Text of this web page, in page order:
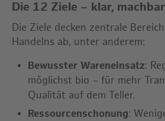
Die 12 Ziele – klar,
Die Ziele decken zentrale
Handelns ab, unter anderem:
Bewusster Wareneinsatz:
möglichst bio – für mehr
Qualität auf dem Teller.
Ressourcenschonung: